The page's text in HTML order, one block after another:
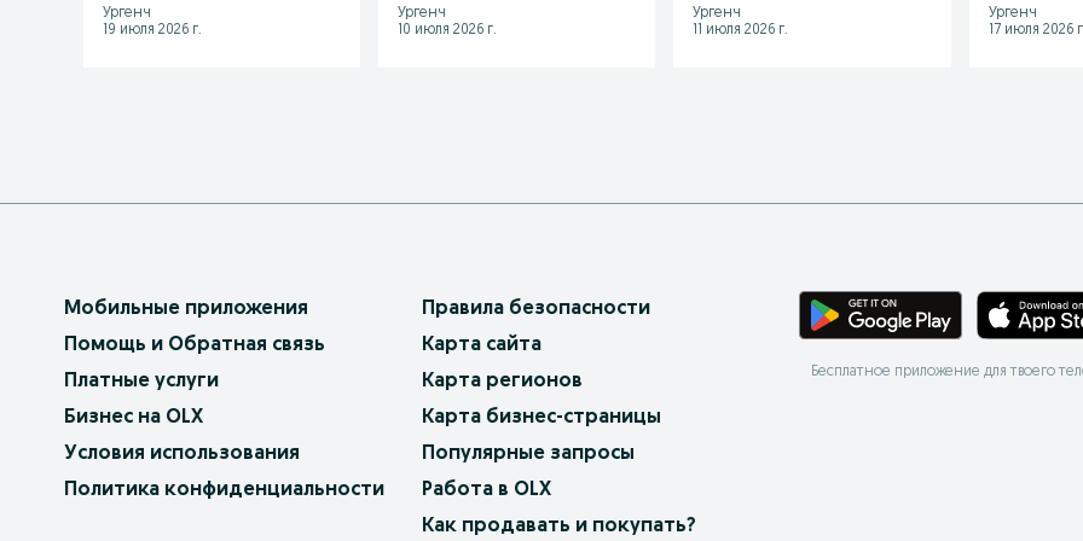
Ургенч
19 июля 2026 г.
Ургенч
10 июля 2026 г.
Ургенч
11 июля 2026 г.
Ургенч
17 июля 2026
Мобильные приложения
Помощь и Обратная связь
Платные услуги
Бизнес на OLX
Условия использования
Политика конфиденциальности
Правила безопасности
Карта сайта
Карта регионов
Карта бизнес-страницы
Популярные запросы
Работа в OLX
Как продавать и покупать?
Бесплатное приложение для твоего